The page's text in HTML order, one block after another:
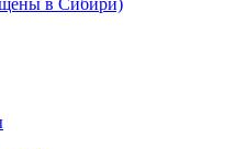
в Сибири)